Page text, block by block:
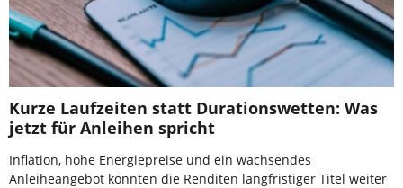
Kurze Laufzeiten statt Durationswetten: Was
jetzt für Anleihen spricht
Inflation, hohe Energiepreise und ein wachsendes
Anleiheangebot könnten die Renditen langfristiger Titel weiter